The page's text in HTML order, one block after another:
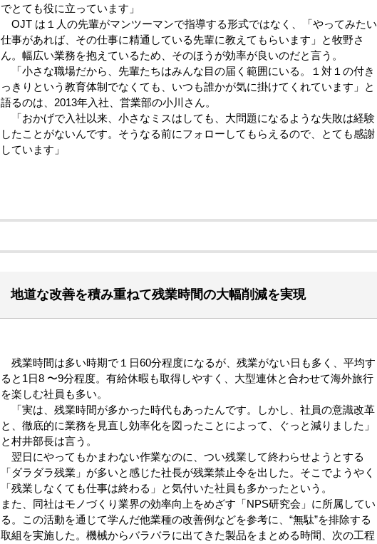
でとても役に立っています」
OJT は１人の先輩がマンツーマンで指導する形式ではなく、「やってみたい
仕事があれば、その仕事に精通している先輩に教えてもらいます」と牧野さ
ん。幅広い業務を抱えているため、そのほうが効率が良いのだと言う。
「小さな職場だから、先輩たちはみんな目の届く範囲にいる。１対１の付き
っきりという教育体制でなくても、いつも誰かが気に掛けてくれています」と
語るのは、2013年入社、営業部の小川さん。
「おかげで入社以来、小さなミスはしても、大問題になるような失敗は経験
したことがないんです。そうなる前にフォローしてもらえるので、とても感謝
しています」
地道な改善を積み重ねて残業時間の大幅削減を実現
残業時間は多い時期で１日60分程度になるが、残業がない日も多く、平均す
ると1日8 〜9分程度。有給休暇も取得しやすく、大型連休と合わせて海外旅行
を楽しむ社員も多い。
「実は、残業時間が多かった時代もあったんです。しかし、社員の意識改革
と、徹底的に業務を見直し効率化を図ったことによって、ぐっと減りました」
と村井部長は言う。
翌日にやってもかまわない作業なのに、つい残業して終わらせようとする
「ダラダラ残業」が多いと感じた社長が残業禁止令を出した。そこでようやく
「残業しなくても仕事は終わる」と気付いた社員も多かったという。
また、同社はモノづくり業界の効率向上をめざす「NPS研究会」に所属してい
る。この活動を通じて学んだ他業種の改善例などを参考に、“無駄”を排除する
取組を実施した。機械からバラバラに出てきた製品をまとめる時間、次の工程